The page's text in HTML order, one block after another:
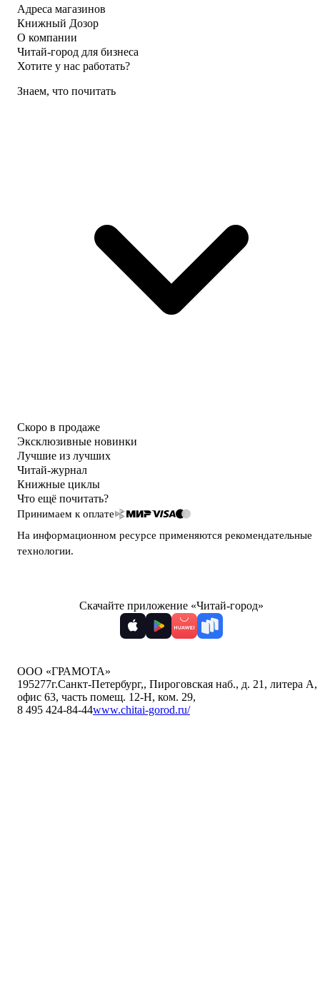
Адреса магазинов
Книжный Дозор
О компании
Читай-город для бизнеса
Хотите у нас работать?
Знаем, что почитать
Скоро в продаже
Эксклюзивные новинки
Лучшие из лучших
Читай-журнал
Книжные циклы
Что ещё почитать?
Принимаем к оплате
На информационном ресурсе применяются рекомендательные
технологии.
Скачайте приложение «Читай-город»
ООО «ГРАМОТА»
195277г.Санкт-Петербург,, Пироговская наб., д. 21, литера А,
офис 63, часть помещ. 12-Н, ком. 29,
8 495 424-84-44www.chitai-gorod.ru/